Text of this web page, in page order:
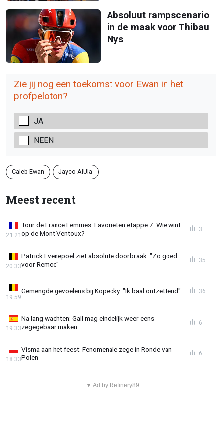
Absoluut rampscenario
in de maak voor Thibau
Nys
Zie jij nog een toekomst voor Ewan in het
profpeloton?
JA
NEEN
Caleb Ewan Jayco AlUla
Meest recent
Tour de France Femmes: Favorieten etappe 7: Wie wint
op de Mont Ventoux?
21:21
3
Patrick Evenepoel ziet absolute doorbraak: "Zo goed
voor Remco"
20:33
35
Gemengde gevoelens bij Kopecky: "Ik baal ontzettend"
19:59
36
Na lang wachten: Gall mag eindelijk weer eens
zegegebaar maken
19:33
6
Visma aan het feest: Fenomenale zege in Ronde van
Polen
18:33
6
▼ Ad by Refinery89